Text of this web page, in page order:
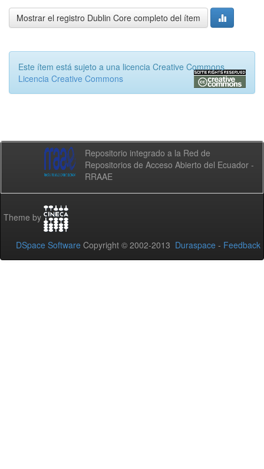
Mostrar el registro Dublin Core completo del ítem
Este ítem está sujeto a una licencia Creative Commons
Licencia Creative Commons
Repositorio integrado a la Red de
Repositorios de Acceso Abierto del Ecuador -
RRAAE
Theme by
DSpace Software Copyright © 2002-2013 Duraspace - Feedback